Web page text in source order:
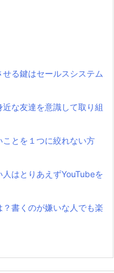
る鍵はセールスシステム
な友達を意識して取り組
とを１つに絞れない方
はとりあえずYouTubeを
書くのが嫌いな人でも楽